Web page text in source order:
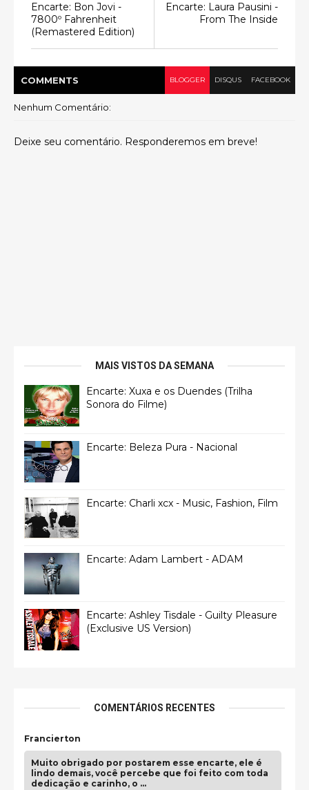
Encarte: Laura Pausini -
From The Inside
Encarte: Bon Jovi -
7800º Fahrenheit
(Remastered Edition)
COMMENTS BLOGGER DISQUS FACEBOOK
Nenhum Comentário:
Deixe seu comentário. Responderemos em breve!
MAIS VISTOS DA SEMANA
Encarte: Xuxa e os Duendes (Trilha
Sonora do Filme)
Encarte: Beleza Pura - Nacional
Encarte: Charli xcx - Music, Fashion, Film
Encarte: Adam Lambert - ADAM
Encarte: Ashley Tisdale - Guilty Pleasure
(Exclusive US Version)
COMENTÁRIOS RECENTES
Francierton
Muito obrigado por postarem esse encarte, ele é
lindo demais, você percebe que foi feito com toda
dedicação e carinho, o …